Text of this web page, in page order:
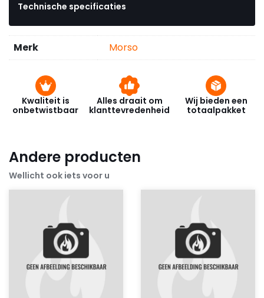
Technische specificaties
Merk Morso
Kwaliteit is
onbetwistbaar
Alles draait om
klanttevredenheid
Wij bieden een
totaalpakket
Andere producten
Wellicht ook iets voor u